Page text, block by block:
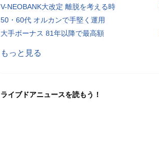
V-NEOBANK大改定 離脱を考える時
50・60代 オルカンで手堅く運用
大手ボーナス 81年以降で最高額
もっと見る
ライブドアニュースを読もう！